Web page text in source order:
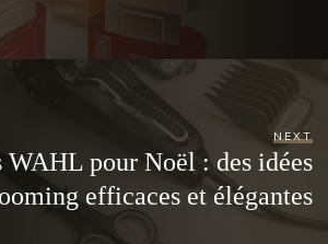
NEXT
WAHL pour Noël : des idées
efficaces et élégantes